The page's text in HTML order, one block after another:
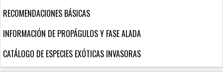
RECOMENDACIONES BÁSICAS
INFORMACIÓN DE PROPÁGULOS Y FASE ALADA
CATÁLOGO DE ESPECIES EXÓTICAS INVASORAS